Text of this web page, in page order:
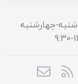
09129057583 / 02188311574 شنبه-چهارشنبه